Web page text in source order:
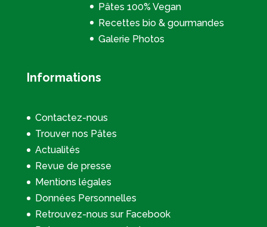
Pâtes 100% Vegan
Recettes bio & gourmandes
Galerie Photos
Informations
Contactez-nous
Trouver nos Pâtes
Actualités
Revue de presse
Mentions légales
Données Personnelles
Retrouvez-nous sur Facebook